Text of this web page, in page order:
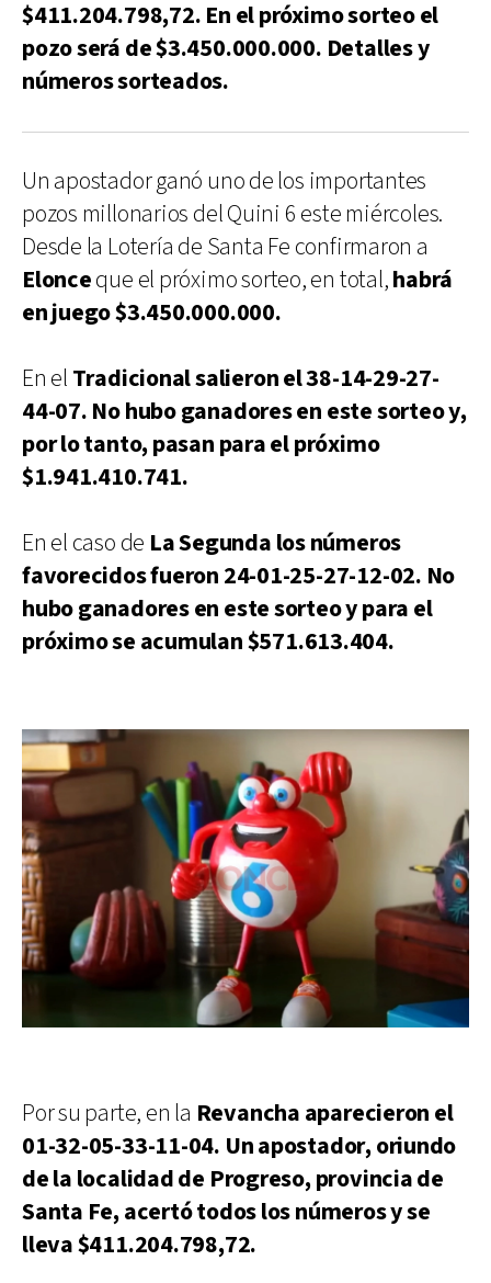
$411.204.798,72. En el próximo sorteo el
pozo será de $3.450.000.000. Detalles y
números sorteados.
Un apostador ganó uno de los importantes
pozos millonarios del Quini 6 este miércoles.
Desde la Lotería de Santa Fe confirmaron a
Elonceque el próximo sorteo, en total,habrá
en juego $3.450.000.000.
En el Tradicional salieron el 38-14-29-27-
44-07. No hubo ganadores en este sorteo y,
por lo tanto, pasan para el próximo
$1.941.410.741.
En el caso de La Segunda los números
favorecidos fueron 24-01-25-27-12-02. No
hubo ganadores en este sorteo y para el
próximo se acumulan $571.613.404.
Por su parte, en la Revancha aparecieron el
01-32-05-33-11-04. Un apostador, oriundo
de la localidad de Progreso, provincia de
Santa Fe, acertó todos los números y se
lleva $411.204.798,72.